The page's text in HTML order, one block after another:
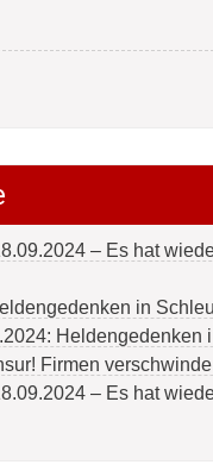
– Es hat
in
Heldengedenken
Firmen
– Es hat